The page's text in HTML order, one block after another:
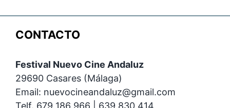
CONTACTO
Festival Nuevo Cine Andaluz
29690 Casares (Málaga)
Email: nuevocineandaluz@gmail.com